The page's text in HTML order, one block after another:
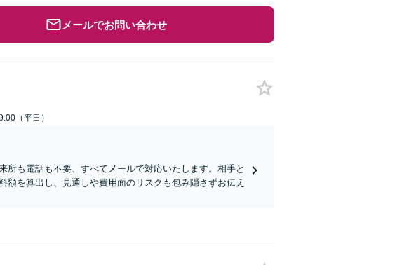
メールでお問い合わせ
（平日）
所も電話も不要、すべてメールで対応いたします。相手と
を算出し、見通しや費用面のリスクも包み隠さずお伝え